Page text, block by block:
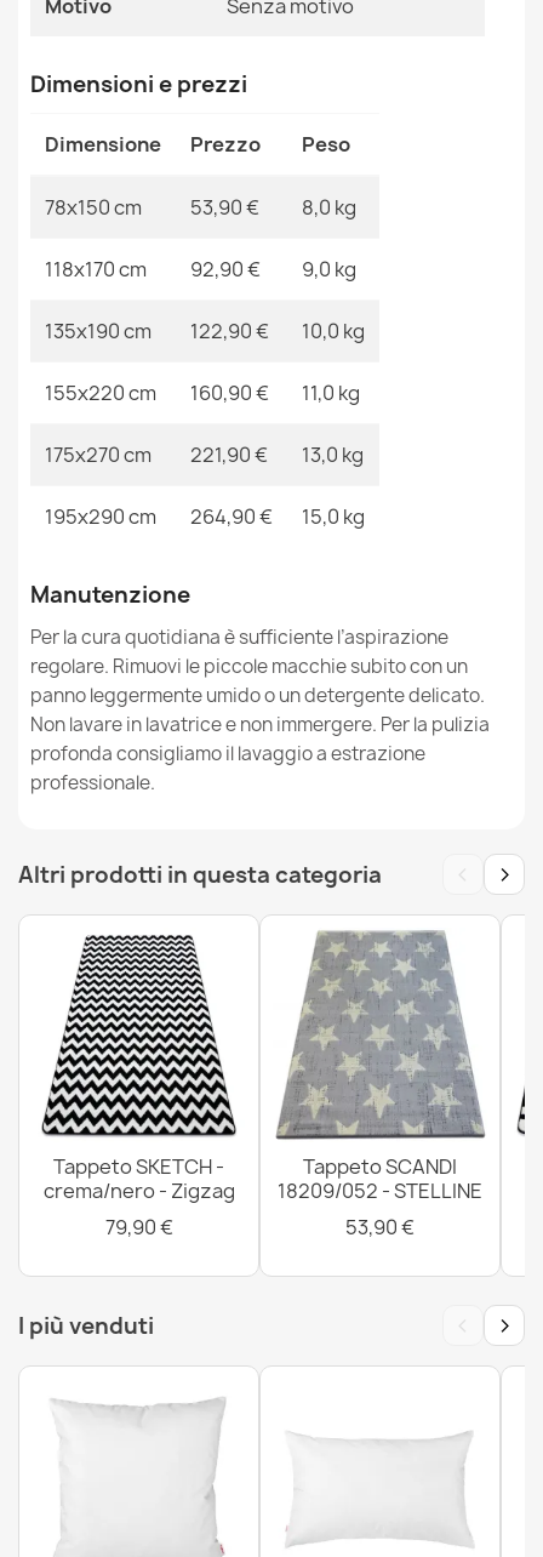
Tappeto FLORENCE Monocolore, glamour, tessitura
piatta, frange - colore del mare
Tappeto FLORENCE Monocolore, glamour, tessitura
53,90 €
grigio / oro
Tappeto FLORENCE Monocolore, glamour, tessitura
Tappeto FLORENCE Monocolore, glamour, tessitura
piatta, frange - crema
53,90 €
Motivo Senza motivo
Dimensioni e prezzi
Dimensione Prezzo Peso
78x150 cm 53,90 € 8,0 kg
118x170 cm 92,90 € 9,0 kg
135x190 cm 122,90 € 10,0 kg
155x220 cm 160,90 € 11,0 kg
175x270 cm 221,90 € 13,0 kg
195x290 cm 264,90 € 15,0 kg
Manutenzione
Per la cura quotidiana è sufficiente l’aspirazione
regolare. Rimuovi le piccole macchie subito con un
panno leggermente umido o un detergente delicato.
Non lavare in lavatrice e non immergere. Per la pulizia
profonda consigliamo il lavaggio a estrazione
professionale.
Altri prodotti in questa categoria ‹ ›
Tappeto SKETCH -
crema/nero - Zigzag
79,90 €
Tappeto SCANDI
18209/052 - STELLINE
53,90 €
I più venduti ‹ ›